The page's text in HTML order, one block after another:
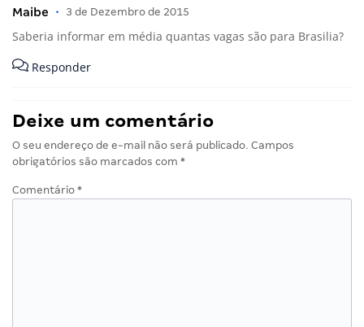
Maibe • 3 de Dezembro de 2015
Saberia informar em média quantas vagas são para Brasilia?
Responder
Deixe um comentário
O seu endereço de e-mail não será publicado. Campos
obrigatórios são marcados com *
Comentário *